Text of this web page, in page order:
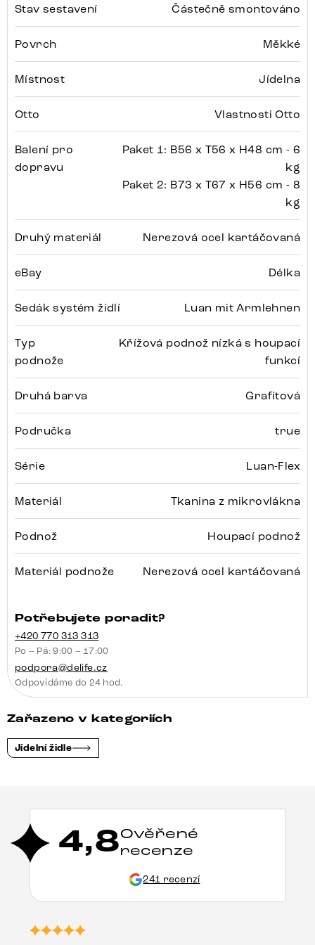
Stav sestavení Částečně smontováno
Povrch Měkké
Místnost Jídelna
Otto Vlastnosti Otto
Balení pro
dopravu
Paket 1: B56 x T56 x H48 cm - 6
kg
Paket 2: B73 x T67 x H56 cm - 8
kg
Druhý materiál Nerezová ocel kartáčovaná
eBay Délka
Sedák systém židlí Luan mit Armlehnen
Typ
podnože
Křížová podnož nízká s houpací
funkcí
Druhá barva Grafitová
Područka true
Série Luan-Flex
Materiál Tkanina z mikrovlákna
Podnož Houpací podnož
Materiál podnože Nerezová ocel kartáčovaná
Potřebujete poradit?
+420 770 313 313
Po – Pá: 9:00 – 17:00
podpora@delife.cz
Odpovídáme do 24 hod.
Zařazeno v kategoriích
Jídelní židle
4,8Ověřené
recenze
241 recenzí